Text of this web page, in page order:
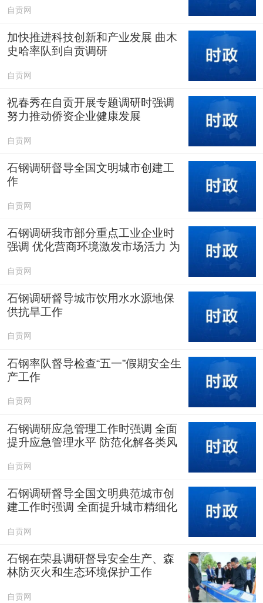
意度
自贡网
加快推进科技创新和产业发展 曲木
史哈率队到自贡调研
自贡网
祝春秀在自贡开展专题调研时强调
努力推动侨资企业健康发展
自贡网
石钢调研督导全国文明城市创建工
作
自贡网
石钢调研我市部分重点工业企业时
强调 优化营商环境激发市场活力 为
自贡网
石钢调研督导城市饮用水水源地保
供抗旱工作
自贡网
石钢率队督导检查“五一”假期安全生
产工作
自贡网
石钢调研应急管理工作时强调 全面
提升应急管理水平 防范化解各类风
自贡网
石钢调研督导全国文明典范城市创
建工作时强调 全面提升城市精细化
生活的向往
自贡网
石钢在荣县调研督导安全生产、森
林防灭火和生态环境保护工作
自贡网